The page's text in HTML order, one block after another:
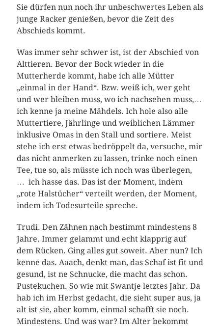
Sie dürfen nun noch ihr unbeschwertes Leben als
junge Racker genießen, bevor die Zeit des
Abschieds kommt.
Was immer sehr schwer ist, ist der Abschied von
Alttieren. Bevor der Bock wieder in die
Mutterherde kommt, habe ich alle Mütter
„einmal in der Hand“. Bzw. weiß ich, wer geht
und wer bleiben muss, wo ich nachsehen muss,…
ich kenne ja meine Mähdels. Ich hole also alle
Muttertiere, Jährlinge und weiblichen Lämmer
inklusive Omas in den Stall und sortiere. Meist
stehe ich erst etwas bedröppelt da, versuche, mir
das nicht anmerken zu lassen, trinke noch einen
Tee, tue so, als müsste ich noch was überlegen,
… ich hasse das. Das ist der Moment, indem
„rote Halstücher“ verteilt werden, der Moment,
indem ich Todesurteile spreche.
Trudi. Den Zähnen nach bestimmt mindestens 8
Jahre. Immer gelammt und echt klapprig auf
dem Rücken. Ging alles gut soweit. Aber nun? Ich
kenne das. Aaach, denkt man, das Schaf ist fit und
gesund, ist ne Schnucke, die macht das schon.
Pustekuchen. So wie mit Swantje letztes Jahr. Da
hab ich im Herbst gedacht, die sieht super aus, ja
alt ist sie, aber komm, einmal schafft sie noch.
Mindestens. Und was war? Im Alter bekommt